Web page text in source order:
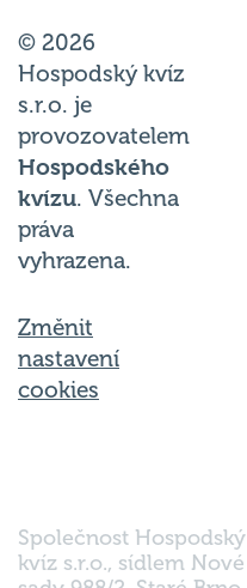
© 2026
Hospodský kvíz
s.r.o. je
provozovatelem
Hospodského
kvízu. Všechna
práva
vyhrazena.
Změnit
nastavení
cookies
Společnost Hospodský
kvíz s.r.o., sídlem Nové